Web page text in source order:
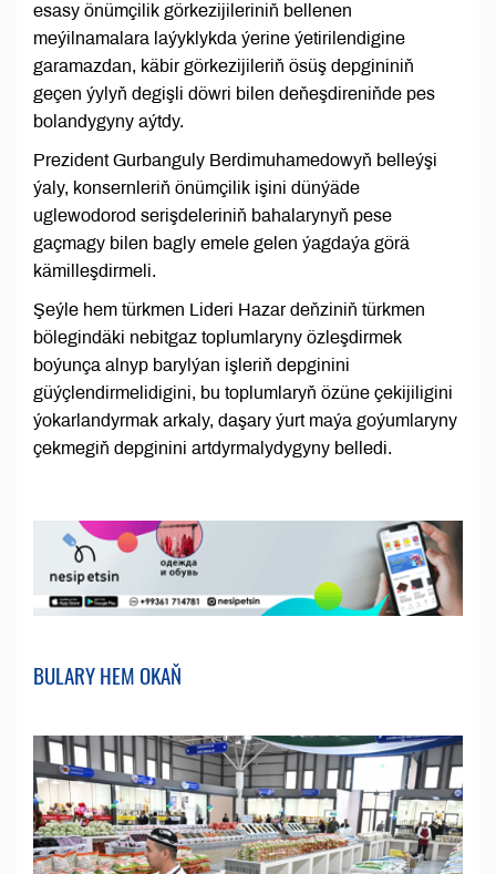
esasy önümçilik görkezijileriniň bellenen
meýilnamalara laýyklykda ýerine ýetirilendigine
garamazdan, käbir görkezijileriň ösüş depgininiň
geçen ýylyň degişli döwri bilen deňeşdireniňde pes
bolandygyny aýtdy.
Prezident Gurbanguly Berdimuhamedowyň belleýşi
ýaly, konsernleriň önümçilik işini dünýäde
uglewodorod serişdeleriniň bahalarynyň pese
gaçmagy bilen bagly emele gelen ýagdaýa görä
kämilleşdirmeli.
Şeýle hem türkmen Lideri Hazar deňziniň türkmen
bölegindäki nebitgaz toplumlaryny özleşdirmek
boýunça alnyp barylýan işleriň depginini
güýçlendirmelidigini, bu toplumlaryň özüne çekijiligini
ýokarlandyrmak arkaly, daşary ýurt maýa goýumlaryny
çekmegiň depginini artdyrmalydygyny belledi.
BULARY HEM OKAŇ